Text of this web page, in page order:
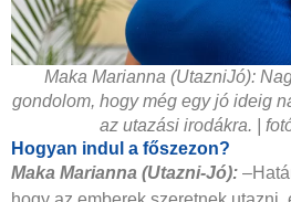
Maka Marianna (UtazniJó):
gondolom, hogy még egy jó ideig
az utazási irodákra. |
Hogyan indul a főszezon?
Maka Marianna (Utazni-Jó):